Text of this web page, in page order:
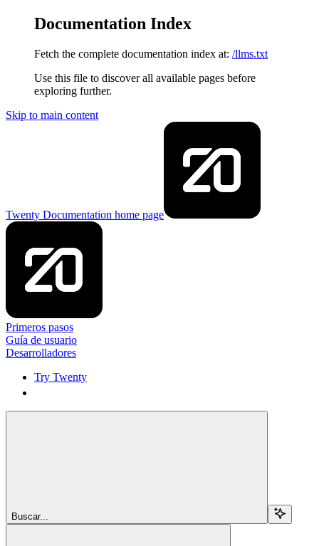
Documentation Index
Fetch the complete documentation index at: /llms.txt
Use this file to discover all available pages before
exploring further.
Skip to main content
Twenty Documentation home page
Primeros pasos
Guía de usuario
Desarrolladores
Try Twenty
Buscar...